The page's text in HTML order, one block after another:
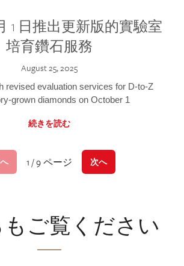
1 日推出更新版的實驗室
培育鑽石服務
August 25, 2025
revised evaluation services for D-to-Z
grown diamonds on October 1
続きを読む
1 / 9 ページ 次へ
ご覧ください